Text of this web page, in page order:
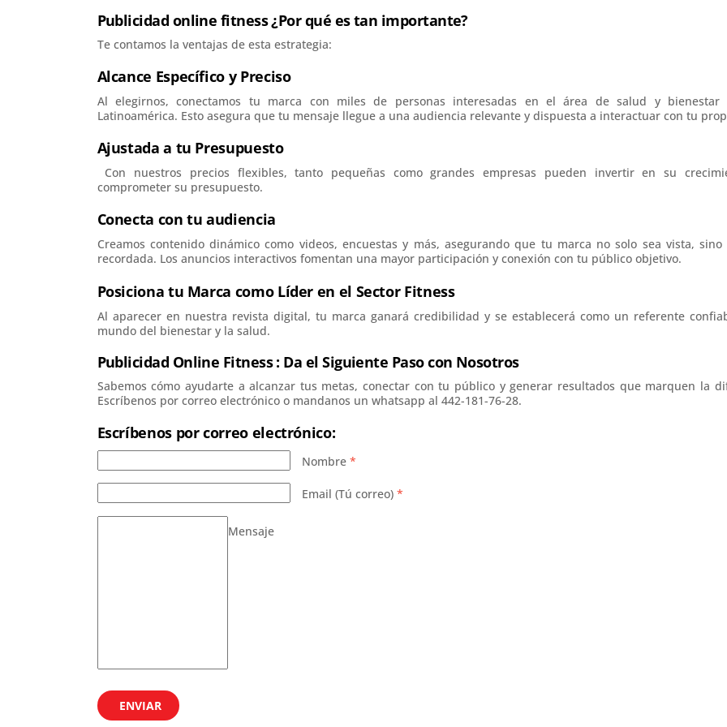
Publicidad online fitness ¿Por qué es tan importante?
Te contamos la ventajas de esta estrategia:
Alcance Específico y Preciso
Al elegirnos, conectamos tu marca con miles de personas interesadas en el área de salud y bienestar
Latinoamérica. Esto asegura que tu mensaje llegue a una audiencia relevante y dispuesta a interactuar con tu
Ajustada a tu Presupuesto
Con nuestros precios flexibles, tanto pequeñas como grandes empresas pueden invertir en su
comprometer su presupuesto.
Conecta con tu audiencia
Creamos contenido dinámico como videos, encuestas y más, asegurando que tu marca no solo sea vista, sino
recordada. Los anuncios interactivos fomentan una mayor participación y conexión con tu público objetivo.
Posiciona tu Marca como Líder en el Sector Fitness
Al aparecer en nuestra revista digital, tu marca ganará credibilidad y se establecerá como un referente
mundo del bienestar y la salud.
Publicidad Online Fitness : Da el Siguiente Paso con Nosotros
Sabemos cómo ayudarte a alcanzar tus metas, conectar con tu público y generar resultados que marquen la
Escríbenos por correo electrónico o mandanos un whatsapp al 442-181-76-28.
Escríbenos por correo electrónico:
Nombre *
Email (Tú correo) *
Mensaje
ENVIAR